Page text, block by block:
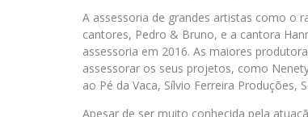
A assessoria de grandes artistas como o
cantores, Pedro & Bruno, e a cantora
assessoria em 2016. As maiores
assessorar os seus projetos, como
ao Pé da Vaca, Sílvio Ferreira Produções,
Apesar de ser muito conhecida pela